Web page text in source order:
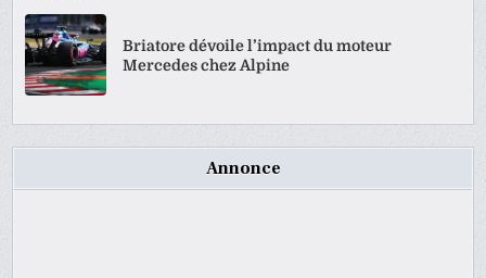
Briatore dévoile l’impact du moteur
Mercedes chez Alpine
Annonce